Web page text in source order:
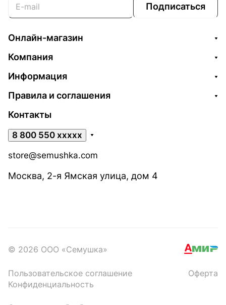
Подписаться
Онлайн-магазин
Компания
Информация
Правила и соглашения
Контакты
8 800 550 xxxxx
store@semushka.com
Москва, 2-я Ямская улица, дом 4
© 2026 ООО «Семушка»
Пользовательское соглашение
Конфиденциальность
Оферта